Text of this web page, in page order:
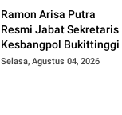
5 Benua.
Ramon Arisa Putra
Resmi Jabat Sekretaris
Kesbangpol Bukittinggi
Selasa, Agustus 04, 2026